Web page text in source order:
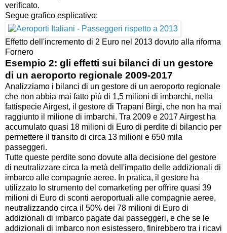
verificato.
Segue grafico esplicativo:
Effetto dell'incremento di 2 Euro nel 2013 dovuto alla riforma
Fornero
Esempio 2: gli effetti sui bilanci di un gestore
di un aeroporto regionale 2009-2017
Analizziamo i bilanci di un gestore di un aeroporto regionale
che non abbia mai fatto più di 1,5 milioni di imbarchi, nella
fattispecie Airgest, il gestore di Trapani Birgi, che non ha mai
raggiunto il milione di imbarchi. Tra 2009 e 2017 Airgest ha
accumulato quasi 18 milioni di Euro di perdite di bilancio per
permettere il transito di circa 13 milioni e 650 mila
passeggeri.
Tutte queste perdite sono dovute alla decisione del gestore
di neutralizzare circa la metà dell'impatto delle addizionali di
imbarco alle compagnie aeree. In pratica, il gestore ha
utilizzato lo strumento del comarketing per offrire quasi 39
milioni di Euro di sconti aeroportuali alle compagnie aeree,
neutralizzando circa il 50% dei 78 milioni di Euro di
addizionali di imbarco pagate dai passeggeri, e che se le
addizionali di imbarco non esistessero, finirebbero tra i ricavi